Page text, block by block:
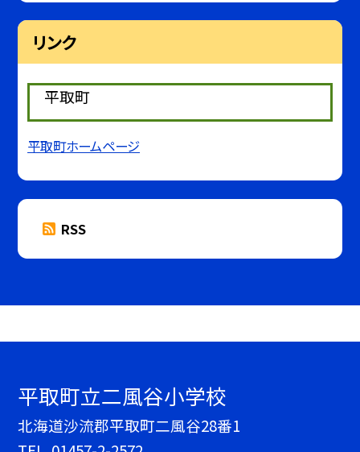
リンク
平取町
平取町ホームページ
RSS
平取町立二風谷小学校
北海道沙流郡平取町二風谷28番1